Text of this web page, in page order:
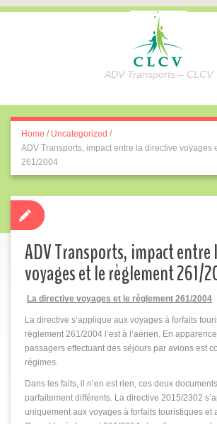
ADV Transports – CLCV
Home / Uncategorized /
ADV Transports, impact entre la directive voyages
261/2004
ADV Transports, impact
voyages et le règlement 261/
La directive voyages et le règlement 261/2004
La directive s’applique aux voyages à forfaits
règlement 261/2004 l’est à l’aérien. En
passagers effectuant des séjours par avions est
régimes.
Dans les faits, il n’en est rien, ces deux
parfaitement différents. La directive 2015/2302
uniquement aux voyages à forfaits touristiques et